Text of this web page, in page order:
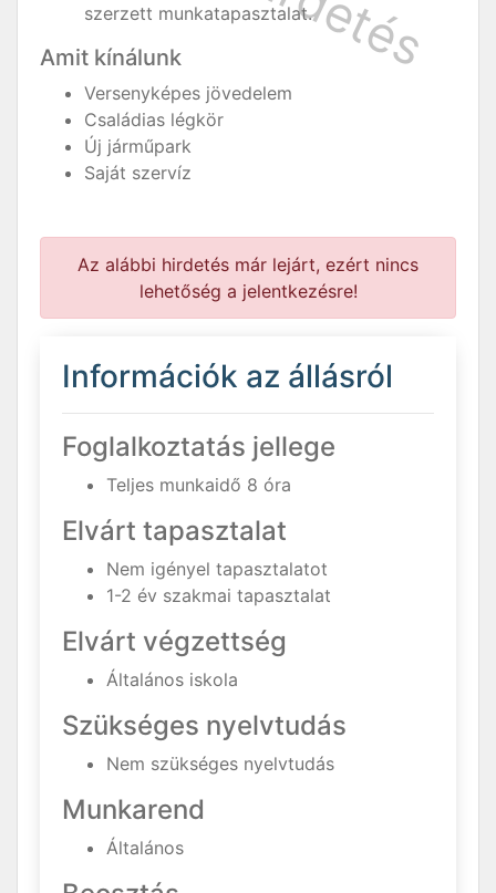
szerzett munkatapasztalat.
Amit kínálunk
Versenyképes jövedelem
Családias légkör
Új járműpark
Saját szervíz
Az alábbi hirdetés már lejárt, ezért nincs
lehetőség a jelentkezésre!
Információk az állásról
Foglalkoztatás jellege
Teljes munkaidő 8 óra
Elvárt tapasztalat
Nem igényel tapasztalatot
1-2 év szakmai tapasztalat
Elvárt végzettség
Általános iskola
Szükséges nyelvtudás
Nem szükséges nyelvtudás
Munkarend
Általános